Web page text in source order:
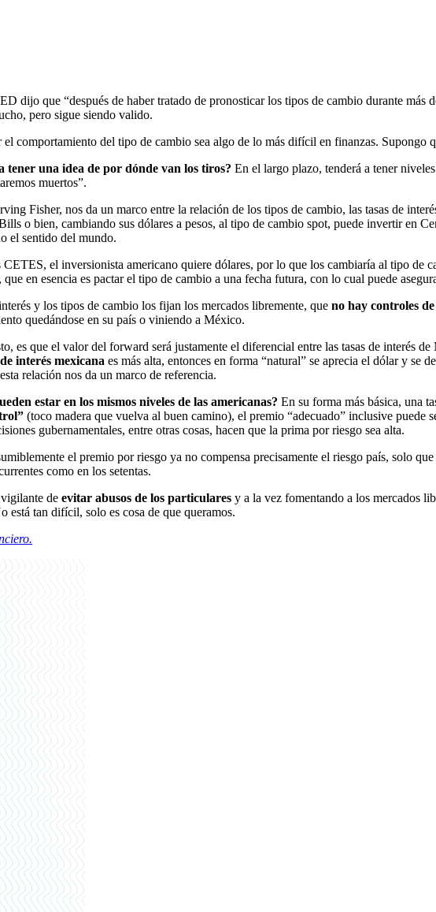
dijo que “después de haber tratado de pronosticar los tipos de cambio durante
pero sigue siendo valido.
el comportamiento del tipo de cambio sea algo de lo más difícil en finanzas. Supongo
tener una idea de por dónde van los tiros? En el largo plazo, tenderá a tener
muertos”.
Fisher, nos da un marco entre la relación de los tipos de cambio, las tasas de
o bien, cambiando sus dólares a pesos, al tipo de cambio spot, puede invertir en
el sentido del mundo.
CETES, el inversionista americano quiere dólares, por lo que los cambiaría al tipo de
en esencia es pactar el tipo de cambio a una fecha futura, con lo cual puede
y los tipos de cambio los fijan los mercados libremente, que no hay controles
quedándose en su país o viniendo a México.
es que el valor del forward será justamente el diferencial entre las tasas de interés
interés mexicana es más alta, entonces en forma “natural” se aprecia el dólar y se
relación nos da un marco de referencia.
estar en los mismos niveles de las americanas? En su forma más básica, una
(toco madera que vuelva al buen camino), el premio “adecuado” inclusive
gubernamentales, entre otras cosas, hacen que la prima por riesgo sea alta.
el premio por riesgo ya no compensa precisamente el riesgo país, solo
como en los setentas.
de evitar abusos de los particulares y a la vez fomentando a los mercados
está tan difícil, solo es cosa de que queramos.